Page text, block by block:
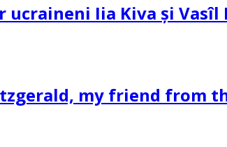
Iia Kiva și Vasîl
my friend from